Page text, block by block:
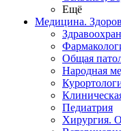
Ещё
Медицина.
Общая
Народная
Педиатрия
Хирургия.